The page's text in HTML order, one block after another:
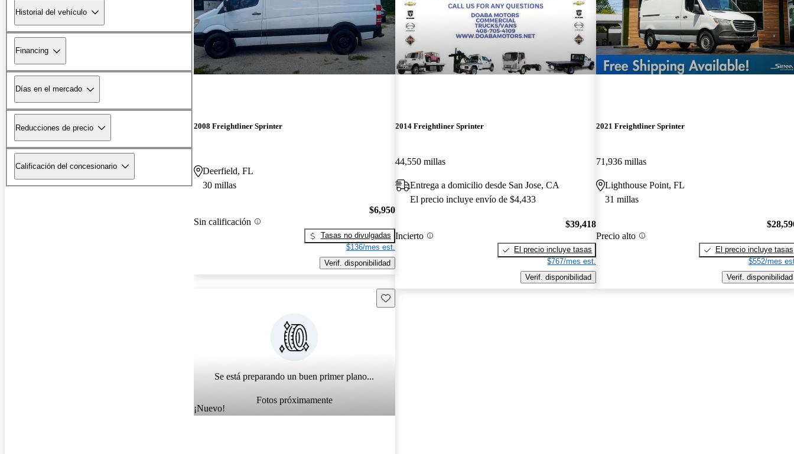
Historial del vehículo
Financing
Días en el mercado
Reducciones de precio
Calificación del concesionario
2008 Freightliner Sprinter
Deerfield, FL
30 millas
Sin calificación
$6,950
Tasas no divulgadas
$136/mes est.
Verif. disponibilidad
2014 Freightliner Sprinter
44,550 millas
Entrega a domicilio desde San Jose, CA
El precio incluye envío de $4,433
Incierto
$39,418
El precio incluye tasas
$767/mes est.
Verif. disponibilidad
2021 Freightliner Sprinter
71,936 millas
Lighthouse Point, FL
31 millas
Precio alto
El precio incluye tasas
$552/mes
Verif. disponibilidad
Se está preparando un buen primer plano...
Fotos próximamente
¡Nuevo!
Guarda este Aviso